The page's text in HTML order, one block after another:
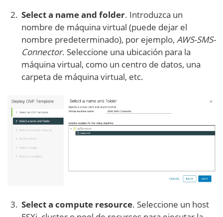
Select a name and folder. Introduzca un
nombre de máquina virtual (puede dejar el
nombre predeterminado), por ejemplo, AWS-SMS-
Connector. Seleccione una ubicación para la
máquina virtual, como un centro de datos, una
carpeta de máquina virtual, etc.
Select a compute resource. Seleccione un host